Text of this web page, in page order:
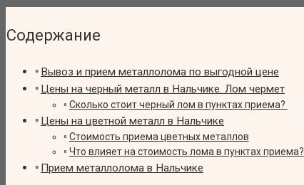
Содержание
Вывоз и прием металлолома по выгодной цене
Цены на черный металл в Нальчике. Лом чермет
Сколько стоит черный лом в пунктах приема?
Цены на цветной металл в Нальчике
Стоимость приема цветных металлов
Что влияет на стоимость лома в пунктах приема?
Прием металлолома в Нальчике